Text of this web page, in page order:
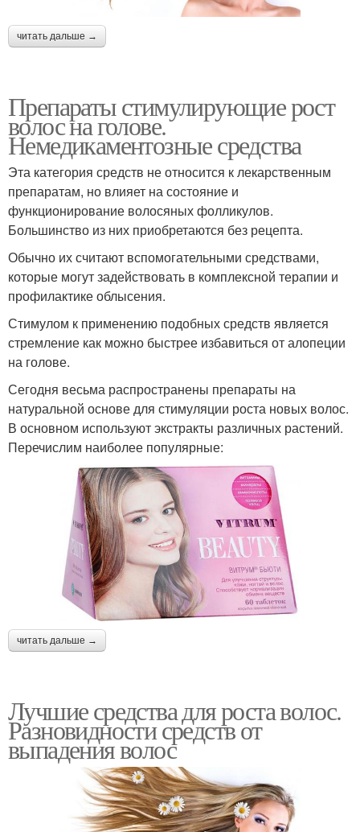
читать дальше →
Препараты стимулирующие рост
волос на голове.
Немедикаментозные средства
Эта категория средств не относится к лекарственным
препаратам, но влияет на состояние и
функционирование волосяных фолликулов.
Большинство из них приобретаются без рецепта.
Обычно их считают вспомогательными средствами,
которые могут задействовать в комплексной терапии и
профилактике облысения.
Стимулом к применению подобных средств является
стремление как можно быстрее избавиться от алопеции
на голове.
Сегодня весьма распространены препараты на
натуральной основе для стимуляции роста новых волос.
В основном используют экстракты различных растений.
Перечислим наиболее популярные:
читать дальше →
Лучшие средства для роста волос.
Разновидности средств от
выпадения волос